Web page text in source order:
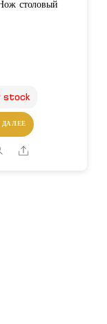
столовый
stock
ДАЛЕЕ
Share